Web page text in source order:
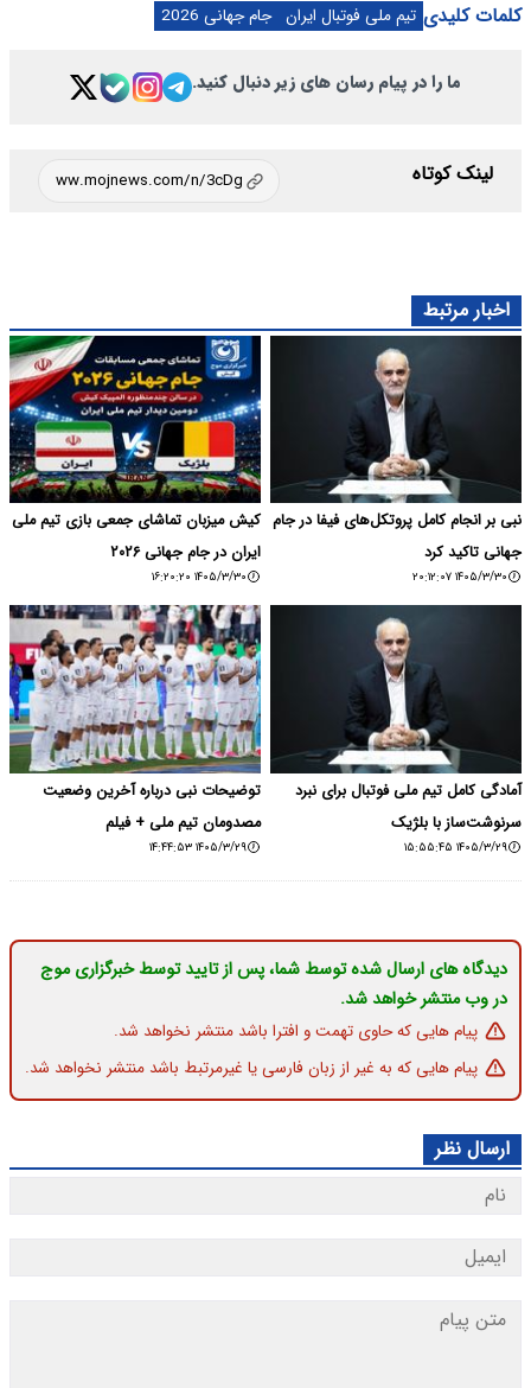
کلمات کلیدی تیم ملی فوتبال ایران جام جهانی 2026
ما را در پیام رسان های زیر دنبال کنید.
لینک کوتاه
اخبار مرتبط
نبی بر انجام کامل پروتکل‌های فیفا در جام
جهانی تاکید کرد
۱۴۰۵/۳/۳۰ ۲۰:۱۲:۰۷
کیش میزبان تماشای جمعی بازی تیم ملی
ایران در جام جهانی ۲۰۲۶
۱۴۰۵/۳/۳۰ ۱۶:۲۰:۲۰
آمادگی کامل تیم ملی فوتبال برای نبرد
سرنوشت‌ساز با بلژیک
۱۴۰۵/۳/۲۹ ۱۵:۵۵:۴۵
توضیحات نبی درباره آخرین وضعیت
مصدومان تیم ملی + فیلم
۱۴۰۵/۳/۲۹ ۱۴:۴۴:۵۳
دیدگاه های ارسال شده توسط شما، پس از تایید توسط خبرگزاری موج
در وب منتشر خواهد شد.
پیام هایی که حاوی تهمت و افترا باشد منتشر نخواهد شد.
پیام هایی که به غیر از زبان فارسی یا غیرمرتبط باشد منتشر نخواهد شد.
ارسال نظر